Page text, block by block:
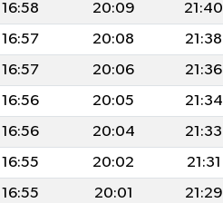
16:58 20:09
21:40
16:57 20:08
21:38
16:57 20:06
21:36
16:56 20:05
21:34
16:56 20:04
21:33
16:55 20:02
21:31
16:55 20:01
21:29